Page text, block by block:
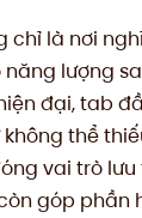
chỉ là nơi
lượng
đại, tab
thể
vai trò
góp phần